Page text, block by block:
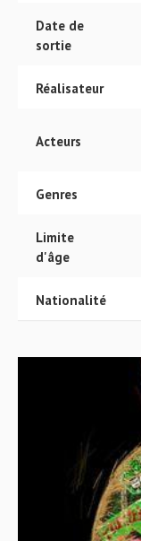
Date de
sortie
Réalisateur
Acteurs
Genres
Limite
d'âge
Nationalité